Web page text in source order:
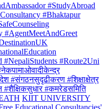
#StudyAbroad
#Bhaktapur
#Route2Uni
#संगठनसुदृढीकरण #शिक्षाक्षेत्र
#शैक्षिकसुधार #कमरेडसमिति
KIIT UNIVERSITY
Educational Consultancies'